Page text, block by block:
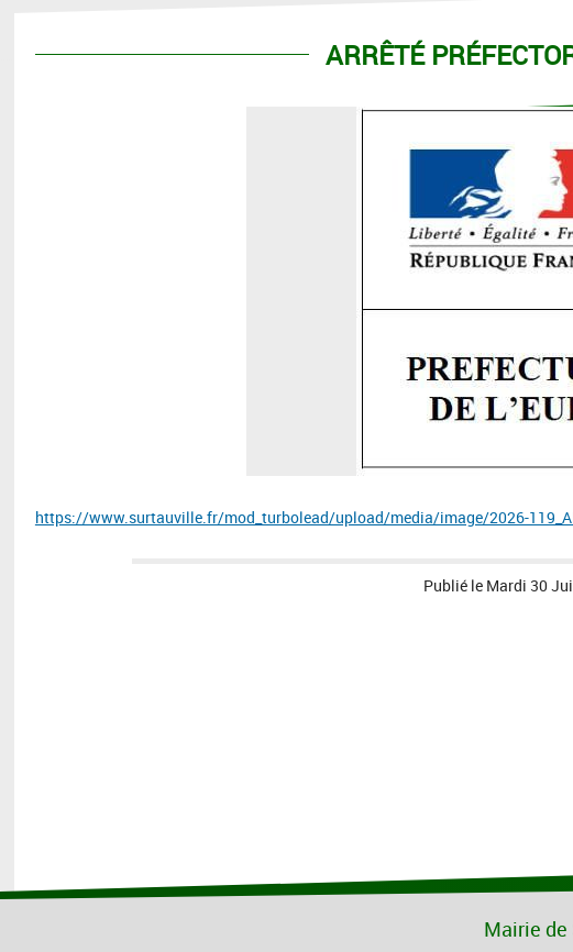
ARRÊTÉ
https://www.surtauville.fr/mod_turbolead/upload/media/image/2026-
Publié le Mardi 30
Mairie de